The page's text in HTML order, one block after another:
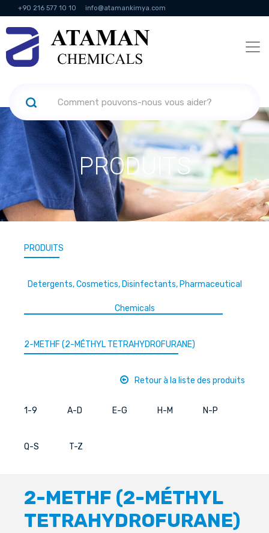
+90 216 577 10 10 info@atamankimya.com
KVKK Politikası Services de la société de l'information
humaines
PRODUITS
PRODUITS
Detergents, Cosmetics, Disinfectants, Pharmaceutical
Chemicals
2-METHF (2-MÉTHYL TETRAHYDROFURANE)
Retour à la liste des produits
1-9 A-D E-G H-M N-P
Q-S T-Z
2-METHF (2-MÉTHYL
TETRAHYDROFURANE)